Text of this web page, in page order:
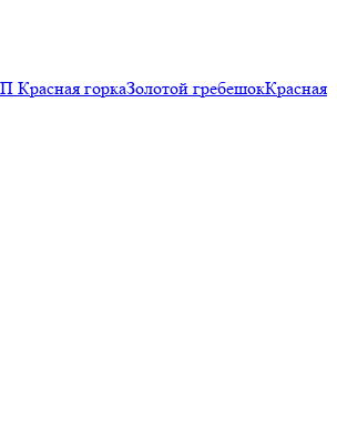
Красная горкаЗолотой гребешокКрасная